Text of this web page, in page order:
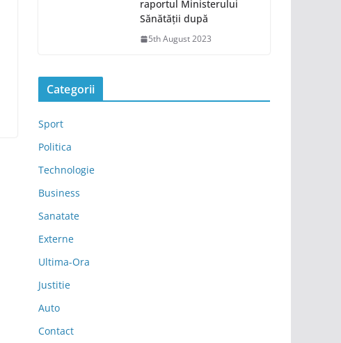
raportul Ministerului
Sănătății după
5th August 2023
Categorii
Sport
Politica
Technologie
Business
Sanatate
Externe
Ultima-Ora
Justitie
Auto
Contact